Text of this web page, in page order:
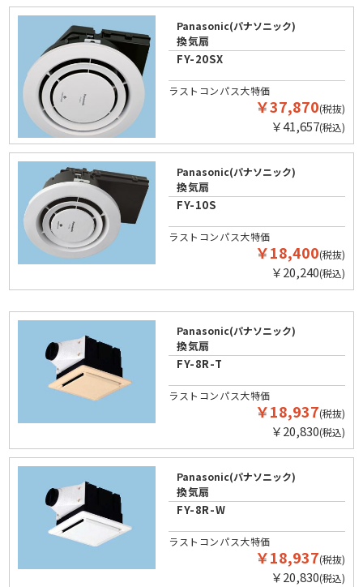
Panasonic(パナソニック)
換気扇
FY-20SX
ラストコンパス大特価
￥37,870(税抜)
￥41,657(税込)
Panasonic(パナソニック)
換気扇
FY-10S
ラストコンパス大特価
￥18,400(税抜)
￥20,240(税込)
Panasonic(パナソニック)
換気扇
FY-8R-T
ラストコンパス大特価
￥18,937(税抜)
￥20,830(税込)
Panasonic(パナソニック)
換気扇
FY-8R-W
ラストコンパス大特価
￥18,937(税抜)
￥20,830(税込)